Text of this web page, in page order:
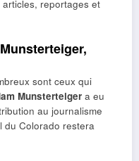
reportages et
sont ceux qui
Munsterteiger a eu
au journalisme
du Colorado restera